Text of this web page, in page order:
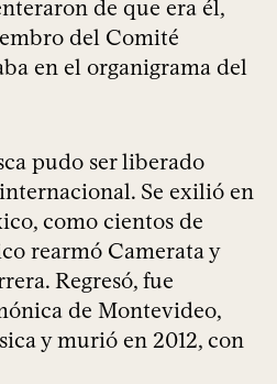
de que era él,
del Comité
en el organigrama del
pudo ser liberado
Se exilió en
como cientos de
rearmó Camerata y
Regresó, fue
de Montevideo,
y murió en 2012, con